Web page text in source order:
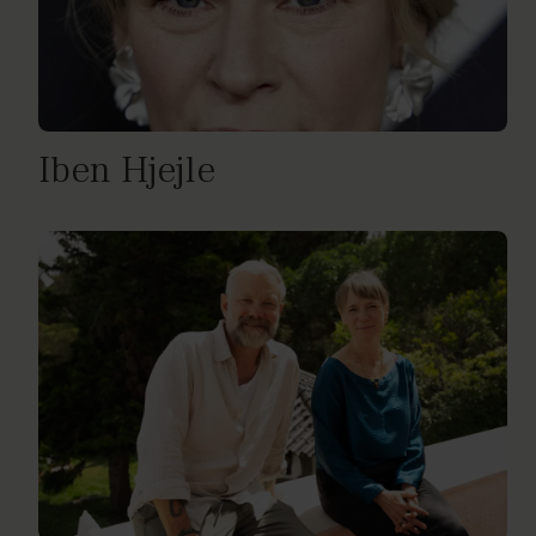
Iben Hjejle